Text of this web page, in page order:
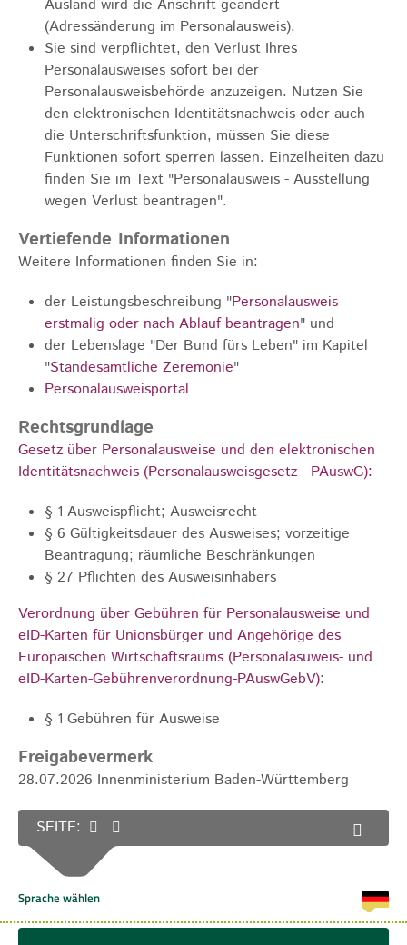
Ausland wird die Anschrift geändert
(Adressänderung im Personalausweis).
Sie sind verpflichtet, den Verlust Ihres
Personalausweises sofort bei der
Personalausweisbehörde anzuzeigen. Nutzen Sie
den elektronischen Identitätsnachweis oder auch
die Unterschriftsfunktion, müssen Sie diese
Funktionen sofort sperren lassen. Einzelheiten dazu
finden Sie im Text "Personalausweis - Ausstellung
wegen Verlust beantragen".
Vertiefende Informationen
Weitere Informationen finden Sie in:
der Leistungsbeschreibung "Personalausweis
erstmalig oder nach Ablauf beantragen" und
der Lebenslage "Der Bund fürs Leben" im Kapitel
"Standesamtliche Zeremonie"
Personalausweisportal
Rechtsgrundlage
Gesetz über Personalausweise und den elektronischen
Identitätsnachweis (Personalausweisgesetz - PAuswG):
§ 1 Ausweispflicht; Ausweisrecht
§ 6 Gültigkeitsdauer des Ausweises; vorzeitige
Beantragung; räumliche Beschränkungen
§ 27 Pflichten des Ausweisinhabers
Verordnung über Gebühren für Personalausweise und
eID-Karten für Unionsbürger und Angehörige des
Europäischen Wirtschaftsraums (Personalasuweis- und
eID-Karten-Gebührenverordnung-PAuswGebV):
§ 1 Gebühren für Ausweise
Freigabevermerk
28.07.2026 Innenministerium Baden-Württemberg
SEITE: